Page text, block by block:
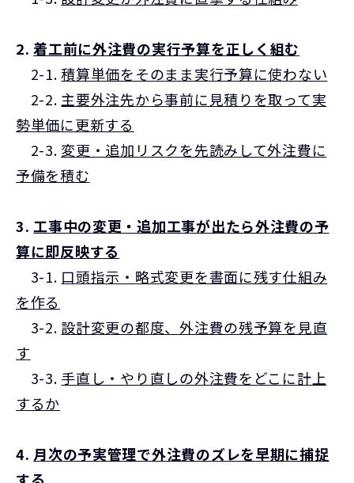
2.着工前に外注費の実行予算を正しく組む
2-1.積算単価をそのまま実行予算に使わない
2-2. 主要外注先から事前に見積りを取って実
勢単価に更新する
2-3. 変更・追加リスクを先読みして外注費に
予備を積む
3.工事中の変更・追加工事が出たら外注費の予
算に即反映する
3-1. 口頭指示・略式変更を書面に残す仕組み
を作る
3-2. 設計変更の都度、外注費の残予算を見直
す
3-3. 手直し・やり直しの外注費をどこに計上
するか
4. 月次の予実管理で外注費のズレを早期に捕捉
する